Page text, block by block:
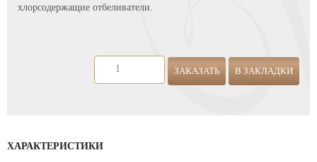
хлорсодержащие отбеливатели.
ЗАКАЗАТЬ В ЗАКЛАДКИ
ХАРАКТЕРИСТИКИ